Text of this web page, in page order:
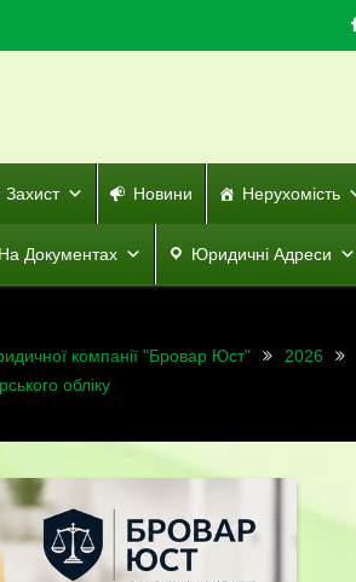
Захист Новини Нерухомість
Документах Юридичні Адреси
компанії "Бровар Юст" 2026
обліку